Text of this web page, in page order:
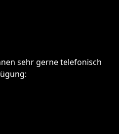
sehr gerne telefonisch